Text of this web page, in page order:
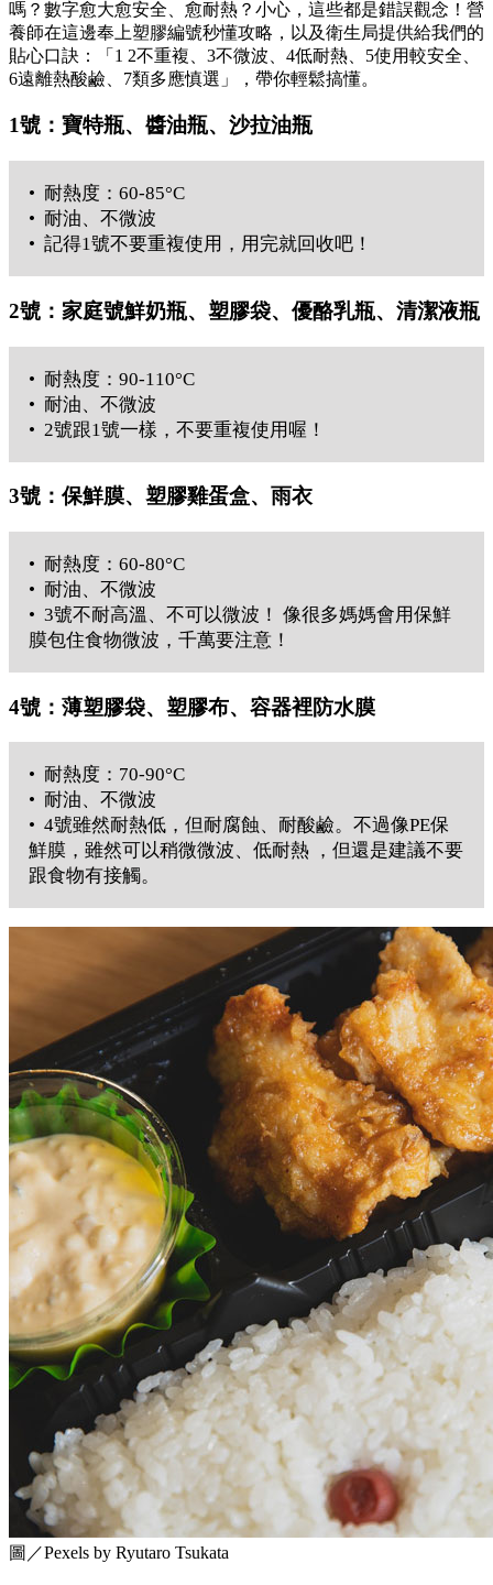
嗎？數字愈大愈安全、愈耐熱？小心，這些都是錯誤觀念！營
養師在這邊奉上塑膠編號秒懂攻略，以及衛生局提供給我們的
貼心口訣：「1 2不重複、3不微波、4低耐熱、5使用較安全、
6遠離熱酸鹼、7類多應慎選」，帶你輕鬆搞懂。
1號：寶特瓶、醬油瓶、沙拉油瓶
• 耐熱度：60-85°C
• 耐油、不微波
• 記得1號不要重複使用，用完就回收吧！
2號：家庭號鮮奶瓶、塑膠袋、優酪乳瓶、清潔液瓶
• 耐熱度：90-110°C
• 耐油、不微波
• 2號跟1號一樣，不要重複使用喔！
3號：保鮮膜、塑膠雞蛋盒、雨衣
• 耐熱度：60-80°C
• 耐油、不微波
• 3號不耐高溫、不可以微波！ 像很多媽媽會用保鮮
膜包住食物微波，千萬要注意！
4號：薄塑膠袋、塑膠布、容器裡防水膜
• 耐熱度：70-90°C
• 耐油、不微波
• 4號雖然耐熱低，但耐腐蝕、耐酸鹼。不過像PE保
鮮膜，雖然可以稍微微波、低耐熱 ，但還是建議不要
跟食物有接觸。
圖／Pexels by Ryutaro Tsukata